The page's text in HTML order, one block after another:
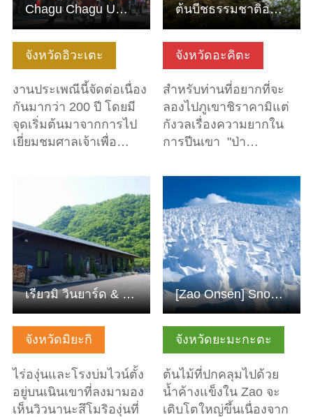
จังหวัดอิวะเตะ
งานประเพณีนี้จัดต่อเนื่อง
กันมากว่า 200 ปี โดยมี
จุดเริ่มต้นมาจากการไป
เยี่ยมชมศาลเจ้าเพื่อ…
Chagu Chagu Umako
จังหวัดอะคิตะ
สำหรับท่านที่อยากที่จะ
ลองไปภูเขาชิราคามิแต่
กังวลเรื่องความยากใน
การปีนเขา "ป่า…
ต้นบีชธรรมชาติอายุ 400 ปี (ป่าศึกษาสังเกตการณ์ธรรมชาติดาเค…
จังหวัดมิยะกิ
ไร่องุ่นและโรงบ่มไวน์ตั้ง
อยู่บนเนินเขาที่ลงมามอง
เห็นวิวนานะสึโมริองุ่นที่
เรียวมิ วินยาร์ด & ไวน์เนอรี่
จังหวัดยะมะกะตะ
ต้นไม้ที่ปกคลุมไปด้วย
น้ำค้างแข็งใน Zao จะ
เติบโตใหญ่ขึ้นเนื่องจาก
[Zao Onsen] Snow Monsterหรือปีศาจหิมะ Zao